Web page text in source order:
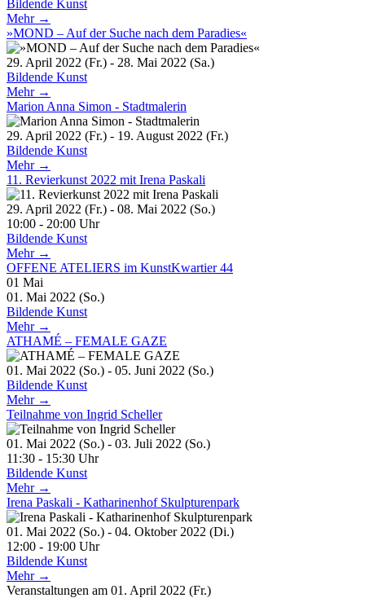
Bildende Kunst
Mehr →
»MOND – Auf der Suche nach dem Paradies«
29. April 2022 (Fr.) - 28. Mai 2022 (Sa.)
Bildende Kunst
Mehr →
Marion Anna Simon - Stadtmalerin
29. April 2022 (Fr.) - 19. August 2022 (Fr.)
Bildende Kunst
Mehr →
11. Revierkunst 2022 mit Irena Paskali
29. April 2022 (Fr.) - 08. Mai 2022 (So.)
10:00 - 20:00 Uhr
Bildende Kunst
Mehr →
OFFENE ATELIERS im KunstKwartier 44
01 Mai
01. Mai 2022 (So.)
Bildende Kunst
Mehr →
ATHAMÉ – FEMALE GAZE
01. Mai 2022 (So.) - 05. Juni 2022 (So.)
Bildende Kunst
Mehr →
Teilnahme von Ingrid Scheller
01. Mai 2022 (So.) - 03. Juli 2022 (So.)
11:30 - 15:30 Uhr
Bildende Kunst
Mehr →
Irena Paskali - Katharinenhof Skulpturenpark
01. Mai 2022 (So.) - 04. Oktober 2022 (Di.)
12:00 - 19:00 Uhr
Bildende Kunst
Mehr →
Veranstaltungen am 01. April 2022 (Fr.)